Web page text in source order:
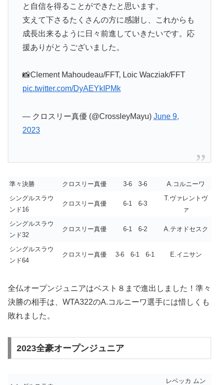
と自信を得ることができたと思います。
支えて下さるたくさんの方に感謝し、これからも
成長出来るように日々前進していきたいです。応
援ありがとうございました。
📸Clement Mahoudeau/FFT, Loic Wacziak/FFT
pic.twitter.com/DyAEYkIPMk
— クロスリー真優 (@CrossleyMayu) June 9,
2023
準々決勝 クロスリー真優 3-6 3-6
A.コルニーワ
シングルスラウ
ンド16
クロスリー真優 6-1 6-3
T.ヴァレントヴ
ァ
シングルスラウ
ンド32
クロスリー真優 6-1 6-2 A.テオドセスク
シングルスラウ
ンド64
クロスリー真優 3-6 6-1 6-1 E.イニサン
全仏オープンジュニアはベスト８まで進出しました！準々
決勝の相手は、WTA322のA.コルニーワ選手には惜しくも
敗れました。
2023全豪オープンジュニア
レベッカ ムン